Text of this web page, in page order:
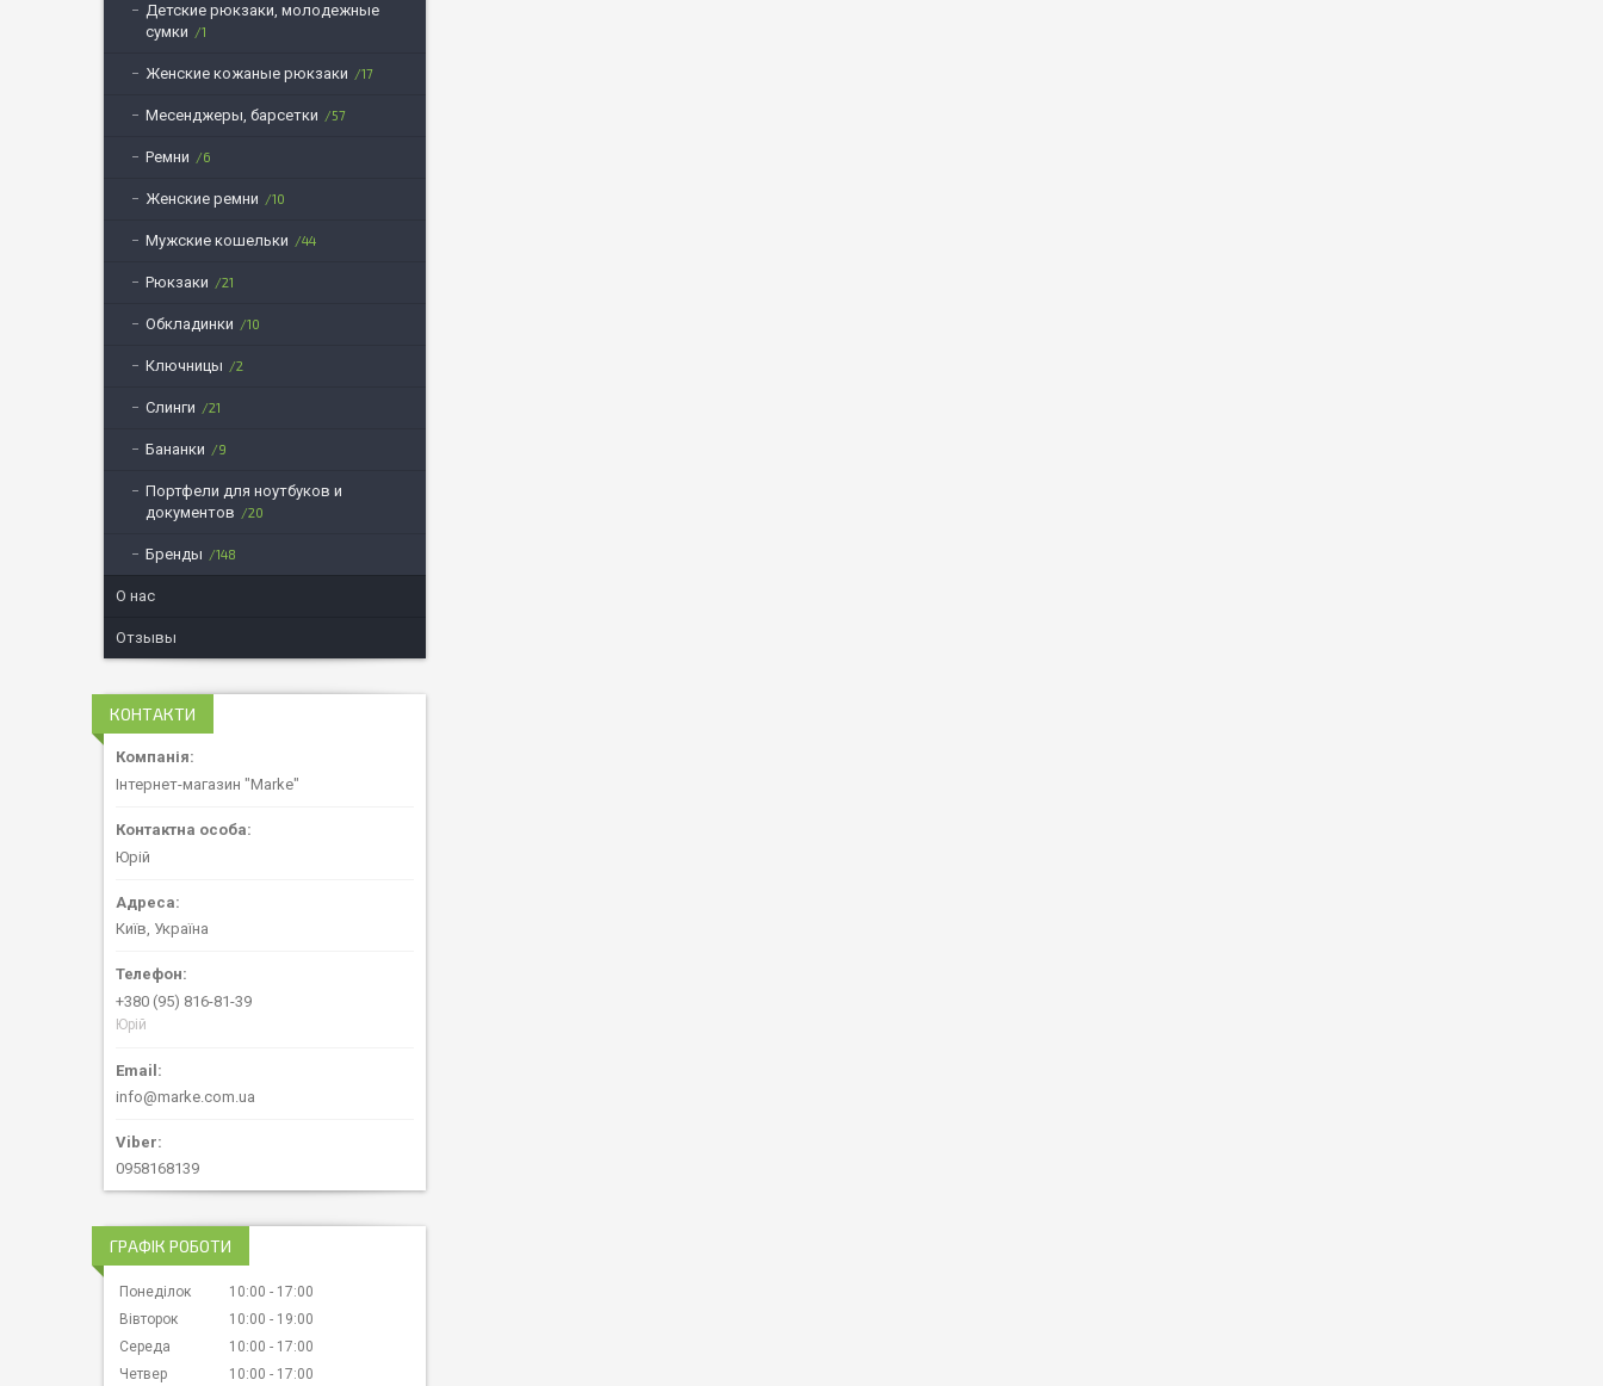
Детские рюкзаки, молодежные
сумки
1
Женские кожаные рюкзаки 17
Месенджеры, барсетки 57
Ремни 6
Женские ремни 10
Мужские кошельки 44
Рюкзаки 21
Обкладинки 10
Ключницы 2
Слинги 21
Бананки 9
Портфели для ноутбуков и
документов
20
Бренды 148
О нас
Отзывы
КОНТАКТИ
Інтернет-магазин "Marke"
Юрій
Київ, Україна
+380 (95) 816-81-39
Юрій
info@marke.com.ua
0958168139
ГРАФІК РОБОТИ
Понеділок 10:00
17:00
Вівторок
10:00
19:00
Середа
10:00
17:00
Четвер
10:00 17:00